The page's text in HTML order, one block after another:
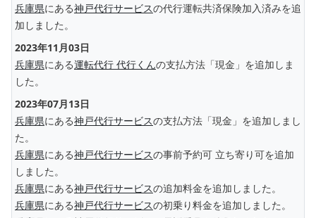
兵庫県にある神戸代行サービスの代行運転共済保険加入済みを追
加しました。
2023年11月03日
兵庫県にある運転代行 代行くんの支払方法「現金」を追加しま
した。
2023年07月13日
兵庫県にある神戸代行サービスの支払方法「現金」を追加しまし
た。
兵庫県にある神戸代行サービスの事前予約可 立ち寄り可を追加
しました。
兵庫県にある神戸代行サービスの追加料金を追加しました。
兵庫県にある神戸代行サービスの初乗り料金を追加しました。